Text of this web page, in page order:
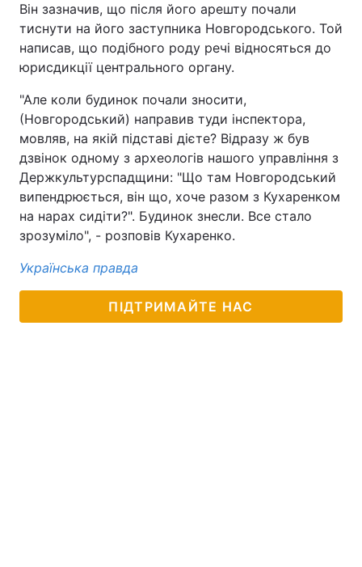
Він зазначив, що після його арешту почали
тиснути на його заступника Новгородського. Той
написав, що подібного роду речі відносяться до
юрисдикції центрального органу.
"Але коли будинок почали зносити,
(Новгородський) направив туди інспектора,
мовляв, на якій підставі дієте? Відразу ж був
дзвінок одному з археологів нашого управління з
Держкультурспадщини: "Що там Новгородський
випендрюється, він що, хоче разом з Кухаренком
на нарах сидіти?". Будинок знесли. Все стало
зрозуміло", - розповів Кухаренко.
Українська правда
ПІДТРИМАЙТЕ НАС